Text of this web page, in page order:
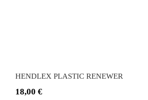
HENDLEX PLASTIC RENEWER
18,00 €